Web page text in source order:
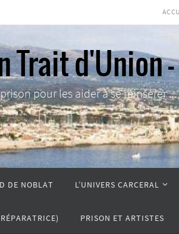
Trait d'Union
pour les aider à se réinsérer ...
DE NOBLAT L’UNIVERS CARCERAL
PRISON ET ARTISTES